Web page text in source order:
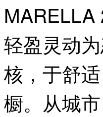
MARELLA
轻盈灵动
核，于舒
橱。从城